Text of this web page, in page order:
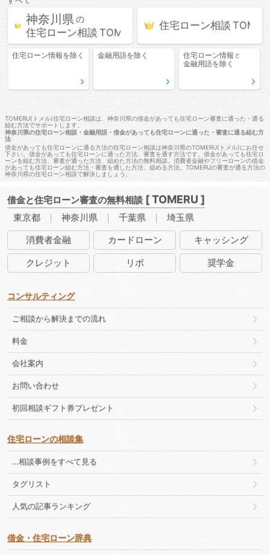
TOMERU(トメル)住宅ローン相談は、神奈川県の借金があっても住宅ローン審査に通った・通る
組む方法でサポートします。
神奈川県の住宅ローン相談・金融用語・借金があっても住宅ローンに通った・審査に通る組む方
法
借金があっても住宅ローンに通る方法の住宅ローン相談は神奈川県のTOMERU(トメル)にお任せ
下さい。借金があっても住宅ローンに通った方法、審査を通す方法です。借金があっても住宅ロ
ーンを組む方法、審査が通った方法、組めた方法の無料相談。消費者金融やフリーローンの借金
があっても住宅ローン組む方法・審査を通した方法、組める方法。TOMERUの審査が通る方法の
神奈川県の住宅ローン相談で解決しましょう。
神奈川県 の
住宅ローン相談
住宅ローン相談
住宅ローン情報を除く 金融用語を除く 住宅ローン情報 と
金融用語を除く
借金と住宅ローン審査の無料相談 [ TOMERU ]
東京都 神奈川県 千葉県
埼玉県
消費者金融 カード ローン キャッシング
クレジット リボ 奨学金
コンサルティング
ご相談から解決までの流れ
料金
会社案内
お問い合わせ
初回相談ギフト券プレゼント
住宅ローンの相談集
…相談事例をすべて見る
タグリスト
人気の記事ランキング
借金・住宅ローン辞典